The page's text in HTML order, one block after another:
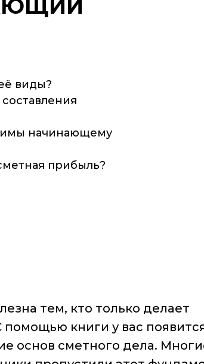
виды?
начинающему
прибыль?
тем, кто только делает
книги у вас
основ сметного дела.